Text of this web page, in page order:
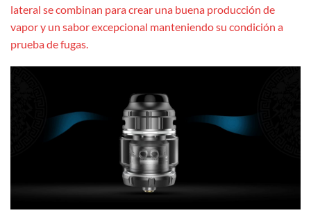
lateral se combinan para crear una buena producción de
vapor y un sabor excepcional manteniendo su condición a
prueba de fugas.